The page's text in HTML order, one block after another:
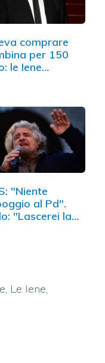
comprare
per 150
le Iene…
"Niente
al Pd".
"Lascerei la
Le Iene